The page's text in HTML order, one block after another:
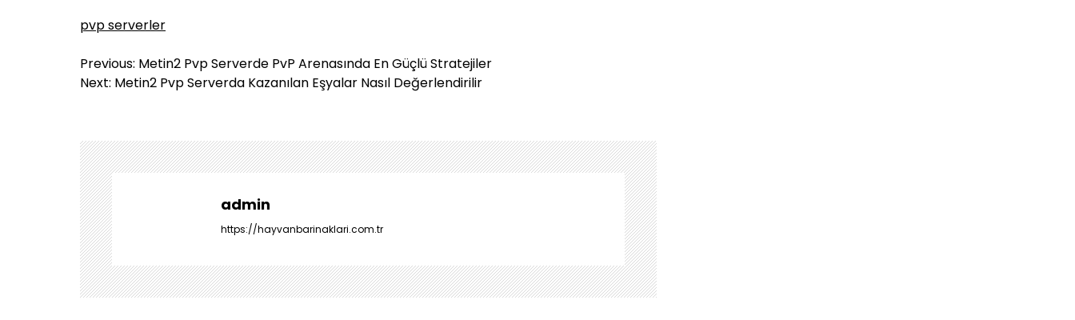
pvp serverler
Y
a
g
e
z
i
n
m
e
s
i
Previous: Metin2 Pvp Serverde PvP Arenasında En Güçlü Stratejiler
Next: Metin2 Pvp Serverda Kazanılan Eşyalar Nasıl Değerlendirilir
admin
https://hayvanbarinaklari.com.tr